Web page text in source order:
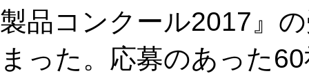
製品コンクール2017』
まった。応募のあった